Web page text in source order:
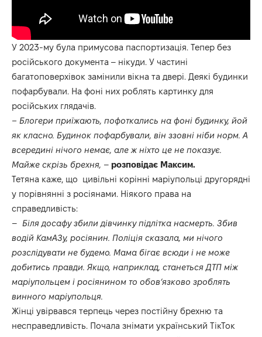
У 2023-му була примусова паспортизація. Тепер без
російського документа – нікуди. У частині
багатоповерхівок замінили вікна та двері. Деякі будинки
пофарбували. На фоні них роблять картинку для
російських глядачів.
– Блогери приїжають, пофоткались на фоні будинку, йой
як класно. Будинок пофарбували, він ззовні ніби норм. А
всередині нічого немає, але ж ніхто це не показує.
Майже скрізь брехня, – розповідає Максим.
Тетяна каже, що цивільні корінні маріупольці другорядні
у порівнянні з росіянами. Ніякого права на
справедливість:
– Біля досафу збили дівчинку підлітка насмерть. Збив
водій КамАЗу, росіянин. Поліція сказала, ми нічого
розслідувати не будемо. Мама бігає всюди і не може
добитись правди. Якщо, наприклад, станеться ДТП між
маріупольцем і росіянином то обов’язково зроблять
винного маріупольця.
Жінці увірвався терпець через постійну брехню та
несправедливість. Почала знімати український ТікТок